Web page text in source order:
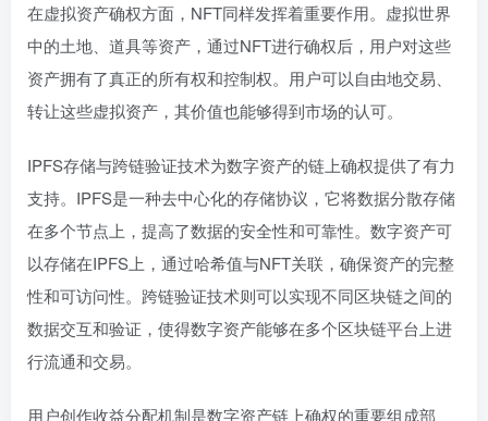
在虚拟资产确权方面，NFT同样发挥着重要作用。虚拟世界
中的土地、道具等资产，通过NFT进行确权后，用户对这些
资产拥有了真正的所有权和控制权。用户可以自由地交易、
转让这些虚拟资产，其价值也能够得到市场的认可。
IPFS存储与跨链验证技术为数字资产的链上确权提供了有力
支持。IPFS是一种去中心化的存储协议，它将数据分散存储
在多个节点上，提高了数据的安全性和可靠性。数字资产可
以存储在IPFS上，通过哈希值与NFT关联，确保资产的完整
性和可访问性。跨链验证技术则可以实现不同区块链之间的
数据交互和验证，使得数字资产能够在多个区块链平台上进
行流通和交易。
用户创作收益分配机制是数字资产链上确权的重要组成部